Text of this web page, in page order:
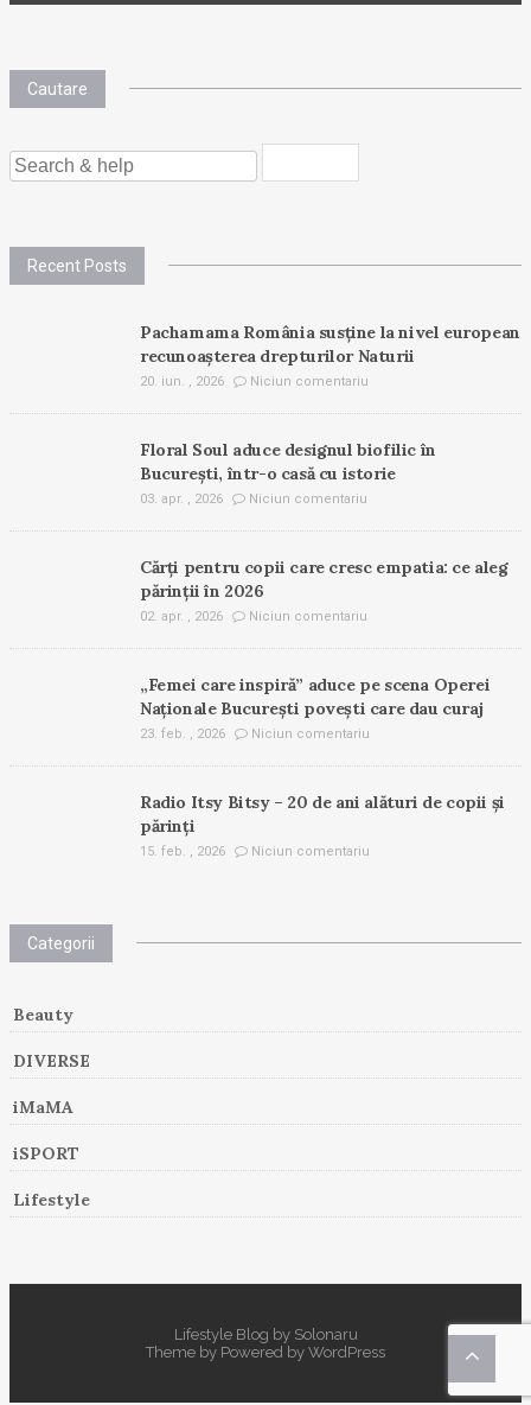
Cautare
SEARCH
FOR:
Recent Posts
Pachamama România susține la nivel european
recunoașterea drepturilor Naturii
20. iun. , 2026 Niciun comentariu
Floral Soul aduce designul biofilic în
București, într-o casă cu istorie
03. apr. , 2026 Niciun comentariu
Cărți pentru copii care cresc empatia: ce aleg
părinții în 2026
02. apr. , 2026 Niciun comentariu
„Femei care inspiră” aduce pe scena Operei
Naționale București povești care dau curaj
23. feb. , 2026 Niciun comentariu
Radio Itsy Bitsy – 20 de ani alături de copii și
părinți
15. feb. , 2026 Niciun comentariu
Categorii
Beauty
DIVERSE
iMaMA
iSPORT
Lifestyle
Lifestyle Blog by Solonaru
Theme by Powered by WordPress